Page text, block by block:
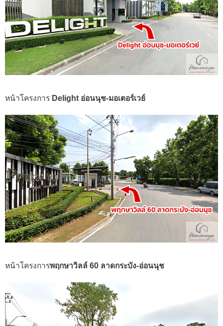
หน้าโครงการ Delight อ่อนนุช-มอเตอร์เวย์
หน้าโครงการพฤกษาวิลล์ 60 ลาดกระบัง-อ่อนนุช